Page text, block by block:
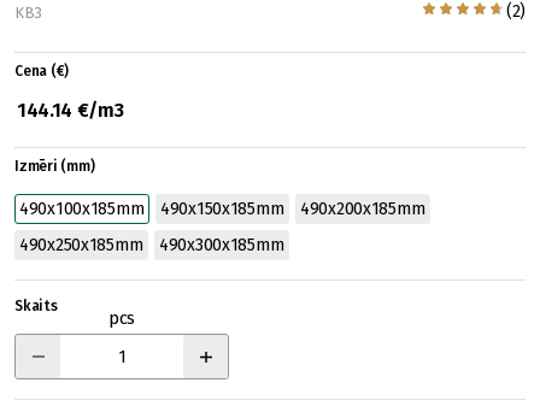
(2)
KB3
Cena (€)
144.14 €/m3
Izmēri (mm)
490x100x185mm 490x150x185mm
490x200x185mm
490x250x185mm
490x300x185mm
Skaits
pcs